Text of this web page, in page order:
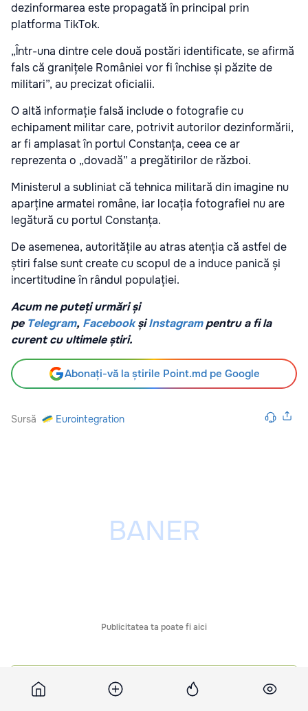
dezinformarea este propagată în principal prin
platforma TikTok.
„Într-una dintre cele două postări identificate, se afirmă
fals că granițele României vor fi închise și păzite de
militari”, au precizat oficialii.
O altă informație falsă include o fotografie cu
echipament militar care, potrivit autorilor dezinformării,
ar fi amplasat în portul Constanța, ceea ce ar
reprezenta o „dovadă” a pregătirilor de război.
Ministerul a subliniat că tehnica militară din imagine nu
aparține armatei române, iar locația fotografiei nu are
legătură cu portul Constanța.
De asemenea, autoritățile au atras atenția că astfel de
știri false sunt create cu scopul de a induce panică și
incertitudine în rândul populației.
Acum ne puteți urmări și
pe Telegram, Facebook șiInstagrampentru a fi la
curent cu ultimele știri.
Abonați-vă la știrile Point.md pe Google
Sursă Eurointegration
Publicitatea ta poate fi aici